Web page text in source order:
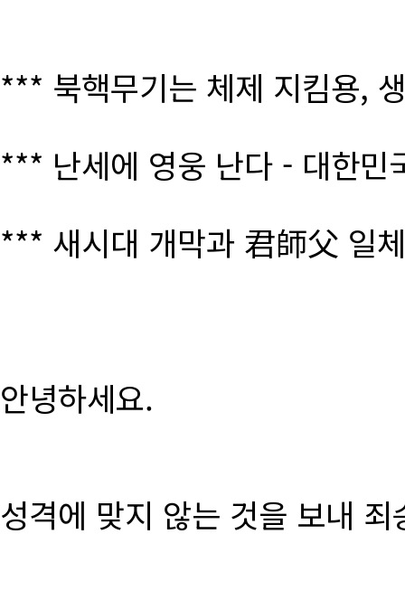
*** 북핵무기는 체제 지킴용,
*** 난세에 영웅 난다 - 대한
*** 새시대 개막과 君師父 일
안녕하세요.
성격에 맞지 않는 것을 보내